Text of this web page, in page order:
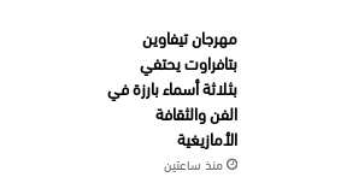
مهرجان تيفاوين
بتافراوت يحتفي
بثلاثة أسماء بارزة في
الفن والثقافة
الأمازيغية
منذ ساعتين